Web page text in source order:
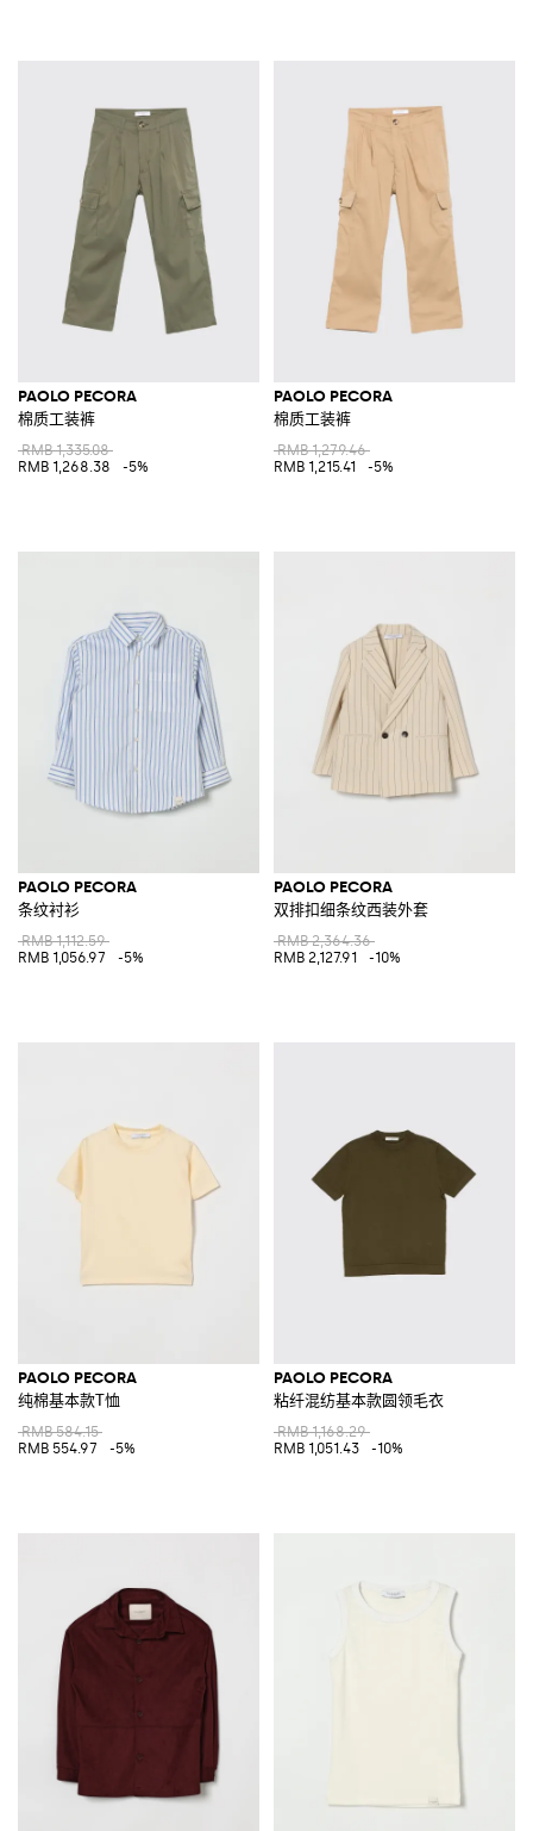
PAOLO PECORA
棉质工装裤
RMB 1,335.08
RMB 1,268.38
-5%
PAOLO PECORA
棉质工装裤
RMB 1,279.46
RMB 1,215.41
-5%
PAOLO PECORA
条纹衬衫
RMB 1,112.59
RMB 1,056.97
-5%
PAOLO PECORA
双排扣细条纹西装外套
RMB 2,364.36
RMB 2,127.91
-10%
PAOLO PECORA
纯棉基本款T恤
RMB 584.15
RMB 554.97
-5%
PAOLO PECORA
粘纤混纺基本款圆领毛衣
RMB 1,168.29
RMB 1,051.43
-10%